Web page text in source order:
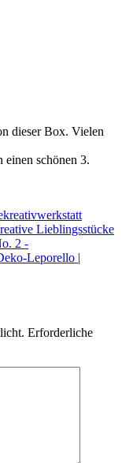
dieser Box. Vielen
schönen 3.
Lieblingsstücke
2 -
Leporello |
Erforderliche